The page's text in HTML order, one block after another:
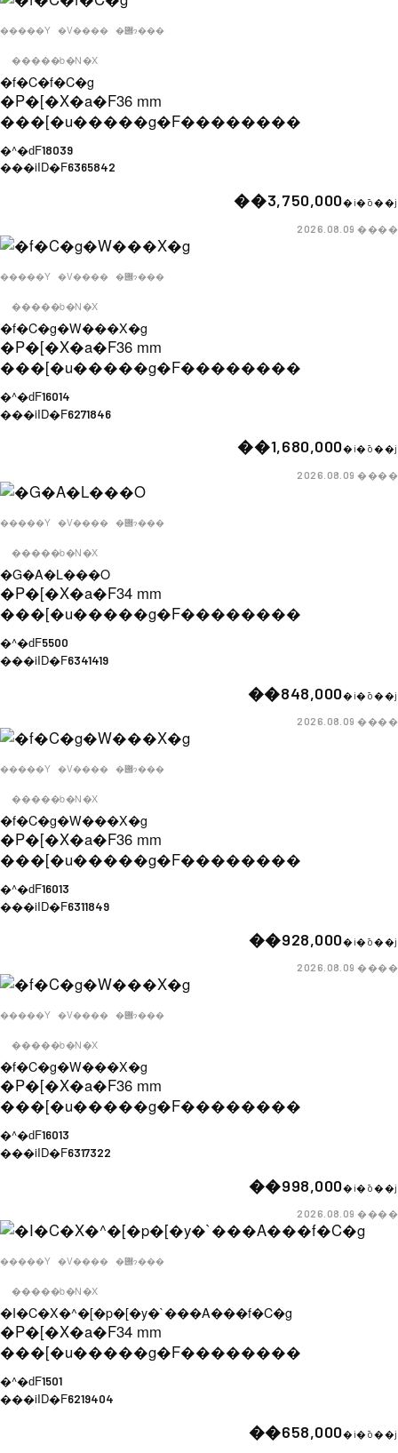
�����Y �V���� �݌ɂ���
�����b�N�X
�f�C�f�C�g
�P�[�X�a�F36 mm
���[�u�����g�F��������
�^�ԁF18039
���iID�F6365842
��3,750,000�i�ō��j
2026.08.09����
�����Y �V���� �݌ɂ���
�����b�N�X
�f�C�g�W���X�g
�P�[�X�a�F36 mm
���[�u�����g�F��������
�^�ԁF16014
���iID�F6271846
��1,680,000�i�ō��j
2026.08.09����
�����Y �V���� �݌ɂ���
�����b�N�X
�G�A�L���O
�P�[�X�a�F34 mm
���[�u�����g�F��������
�^�ԁF5500
���iID�F6341419
��848,000�i�ō��j
2026.08.09����
�����Y �V���� �݌ɂ���
�����b�N�X
�f�C�g�W���X�g
�P�[�X�a�F36 mm
���[�u�����g�F��������
�^�ԁF16013
���iID�F6311849
��928,000�i�ō��j
2026.08.09����
�����Y �V���� �݌ɂ���
�����b�N�X
�f�C�g�W���X�g
�P�[�X�a�F36 mm
���[�u�����g�F��������
�^�ԁF16013
���iID�F6317322
��998,000�i�ō��j
2026.08.09����
�����Y �V���� �݌ɂ���
�����b�N�X
�I�C�X�^�[�p�[�y�`���A���f�C�g
�P�[�X�a�F34 mm
���[�u�����g�F��������
�^�ԁF1501
���iID�F6219404
��658,000�i�ō��j